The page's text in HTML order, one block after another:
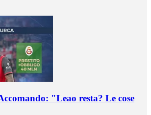
"Leao resta? Le cose